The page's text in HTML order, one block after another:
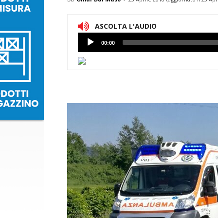
ASCOLTA L'AUDIO
Lettore
Audio
00:00